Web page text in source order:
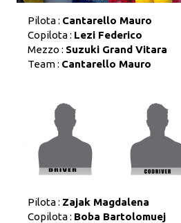
Pilota : Cantarello Mauro
Copilota : Lezi Federico
Mezzo : Suzuki Grand Vitara
Team : Cantarello Mauro
Pilota : Zajak Magdalena
Copilota : Boba Bartolomuej